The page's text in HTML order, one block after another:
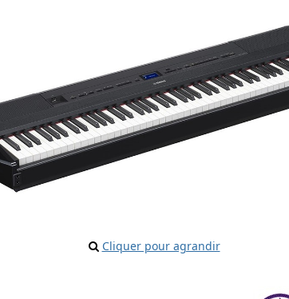
Cliquer pour agrandir